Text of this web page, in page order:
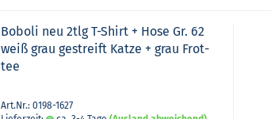
Bobo­li neu 2tlg T-​Shirt + Hose Gr. 62
weiß grau ge­streift Katze + grau Frot­
tee
Art.Nr.: 0198-1627